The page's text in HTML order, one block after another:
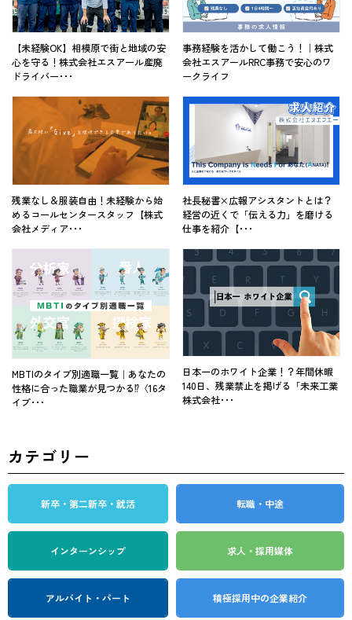
【未経験OK】相模原で街と地域の安
心を守る！株式会社エスアール産廃
ドライバー･･･
事務経験を活かして働こう！｜株式
会社エスアールRRC事務で安心のワ
ークライフ
残業なし＆服装自由！未経験から始
めるコールセンタースタッフ【株式
会社メディア･･･
社長秘書×広報アシスタントとは？
経営の近くで「伝える力」を磨ける
仕事を紹介【･･･
MBTIのタイプ別適職一覧｜あなたの
性格に合った職業が見つかる⁉〈16タ
イプ･･･
日本一のホワイト企業！？年間休暇
140日、残業禁止を掲げる「未来工業
株式会社･･･
カテゴリー
新卒・第二新卒・就活 転職・中途
インターンシップ 求人・採用媒体
アルバイト・パート 積極採用中の企業紹介